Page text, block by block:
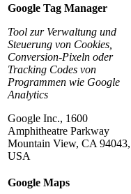
Google Tag Manager
Tool zur Verwaltung und
Steuerung von Cookies,
Conversion-Pixeln oder
Tracking Codes von
Programmen wie Google
Analytics
Google Inc., 1600
Amphitheatre Parkway
Mountain View, CA 94043,
USA
Google Maps